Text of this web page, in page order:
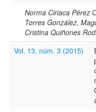
Términos de
Disciplinas
Norma Ciriaca Pérez
Torres González,
Cristina Quiñones
Vol. 13, núm. 3 (2015)